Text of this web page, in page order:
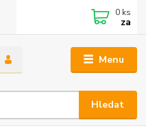
Menu
Hledat
0 ks
za